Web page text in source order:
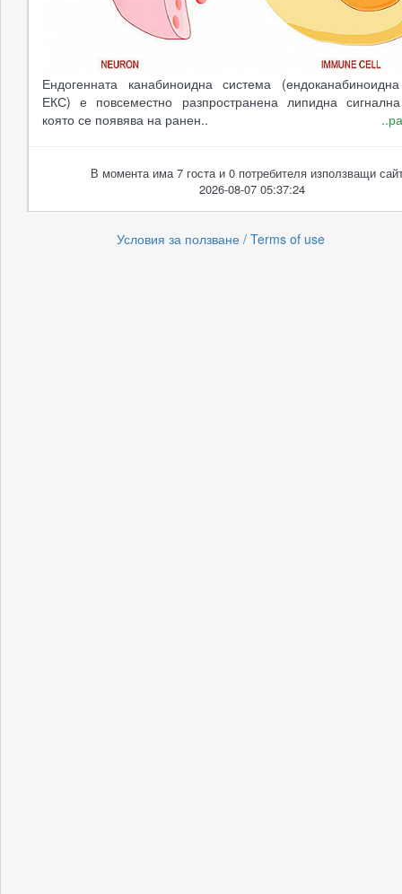
Ендогенната канабиноидна система
ЕКС) е повсеместно разпространена липидна
която се появява на ранен..
В момента има 7 госта и 0 потребителя използващи
2026-08-07 05:37:24
Условия за ползване / Terms of use